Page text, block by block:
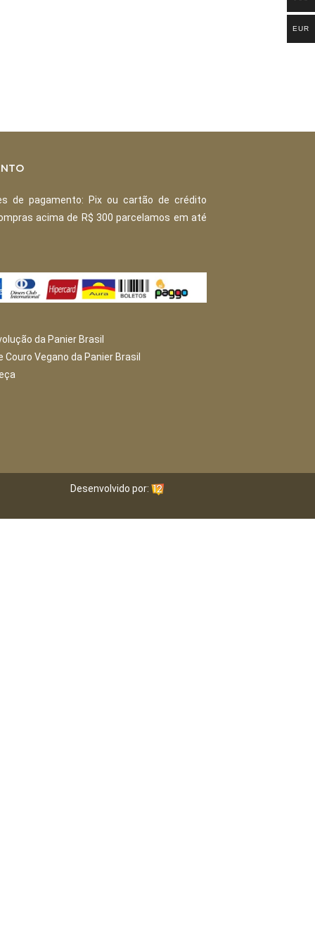
de pagamento: Pix ou cartão de crédito
acima de R$ 300 parcelamos em até
da Panier Brasil
Vegano da Panier Brasil
Desenvolvido por:
EUR